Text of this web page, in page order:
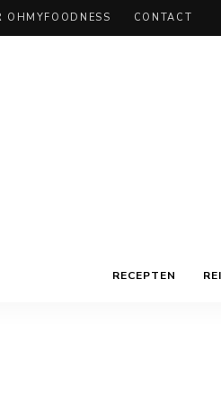
OHMYFOODNESS CONTACT
RECEPTEN